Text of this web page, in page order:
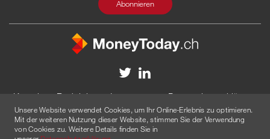
Kontakt Redaktion Impressum
Datenschutzerklärung
Disclaimer
Werbung
© 2026 Created byAGENTUR AM WASSER
Unsere Website verwendet Cookies, um Ihr Online-Erlebnis zu optimieren.
Mit der weiteren Nutzung dieser Website, stimmen Sie der Verwendung
von Cookies zu. Weitere Details finden Sie in